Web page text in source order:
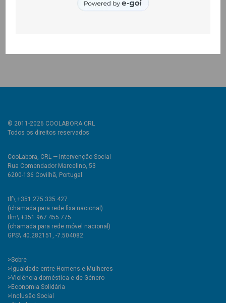
© 2011-2026 COOLABORA CRL
Todos os direitos reservados
CooLabora, CRL — Intervenção Social
Rua Comendador Marcelino, 53
6200-136 Covilhã, Portugal
tlf\ +351 275 335 427
(chamada para rede fixa nacional)
tlm\ +351 967 455 775
(chamada para rede móvel nacional)
GPS\ 40.282151, -7.504082
>Sobre
>Igualdade entre Homens e Mulheres
>Violência doméstica e de Género
>Economia Solidária
>Inclusão Social